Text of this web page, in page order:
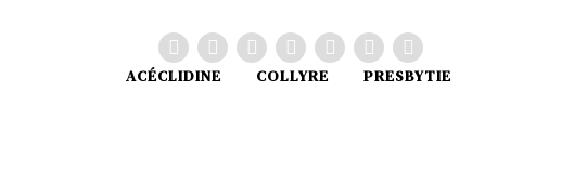
ACÉCLIDINE COLLYRE PRESBYTIE